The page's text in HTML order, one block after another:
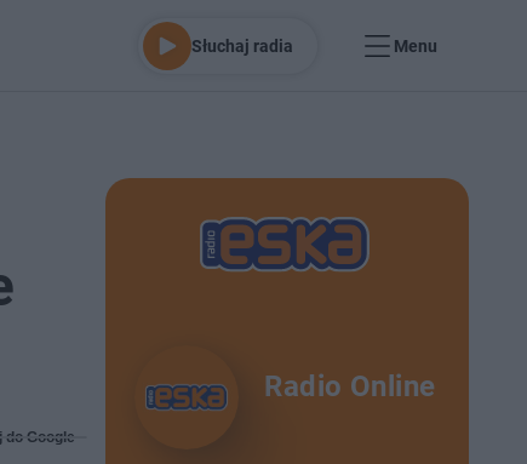
Słuchaj radia Menu
do Google
Radio Online